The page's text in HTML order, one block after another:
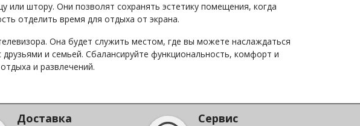
или штору. Они позволят сохранять эстетику помещения, когда
отделить время для отдыха от экрана.
Она будет служить местом, где вы можете наслаждаться
и семьей. Сбалансируйте функциональность, комфорт и
и развлечений.
Доставка Сервис